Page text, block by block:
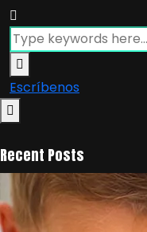
Escríbenos
Recent Posts